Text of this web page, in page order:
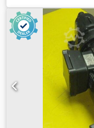
тип: SK12-71L/4E -
об/хв - Конструкція: B3
вал: Ø 25 мм - Клас
Вага: 17,4 кг